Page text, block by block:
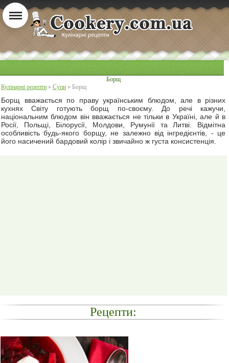
Борщ
Кулінарні рецепти » Супи » Борщ
Борщ вважається по праву українським блюдом, але в різних
кухнях Світу готують борщ по-своєму. До речі кажучи,
національним блюдом він вважається не тільки в Україні, але й в
Росії, Польщі, Білорусії, Молдови, Румунії та Литві. Відмітна
особливість будь-якого борщу, не залежно від інгредієнтів, - це
його насичений бардовий колір і звичайно ж густа консистенція.
Рецепти: